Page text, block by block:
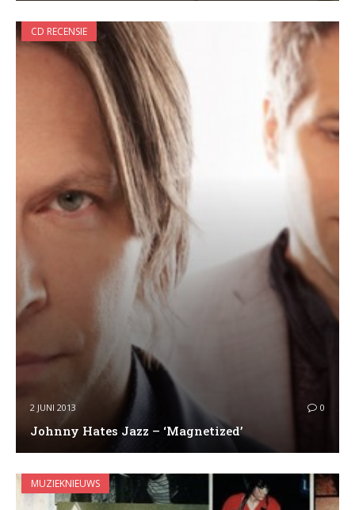
CD RECENSIE
2 JUNI 2013 0
Johnny Hates Jazz – ‘Magnetized’
MUZIEKNIEUWS